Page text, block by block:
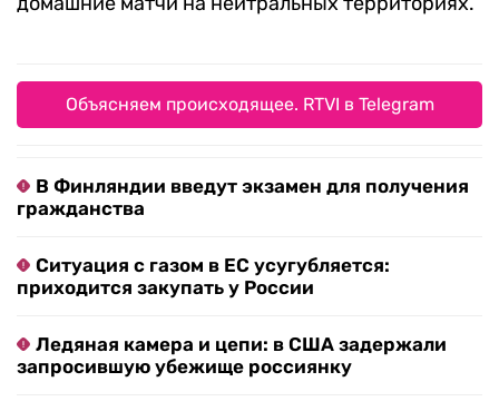
Объясняем происходящее. RTVI в Telegram
В Финляндии введут экзамен для получения
гражданства
Ситуация с газом в ЕС усугубляется:
приходится закупать у России
Ледяная камера и цепи: в США задержали
запросившую убежище россиянку